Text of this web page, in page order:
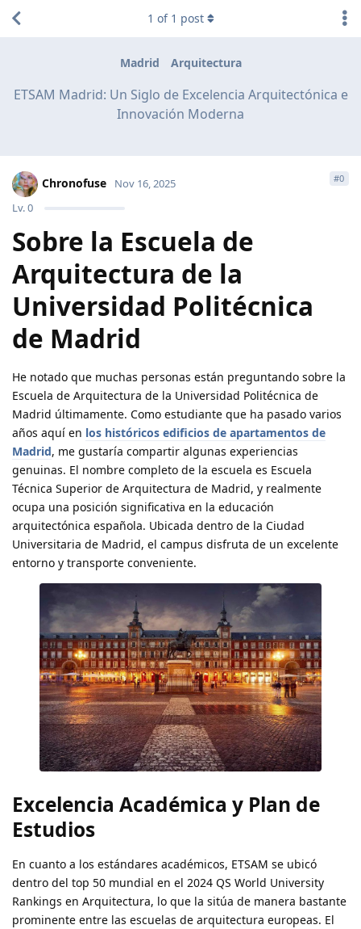
Madrid Arquitectura
ETSAM Madrid: Un Siglo de Excelencia Arquitectónica e
Innovación Moderna
1 of 1 post
Chronofuse
Lv.0
Nov 16, 2025 #0
Sobre la Escuela de
Arquitectura de la
Universidad Politécnica
de Madrid
He notado que muchas personas están preguntando sobre la
Escuela de Arquitectura de la Universidad Politécnica de
Madrid últimamente. Como estudiante que ha pasado varios
años aquí en los históricos edificios de apartamentos de
Madrid, me gustaría compartir algunas experiencias
genuinas. El nombre completo de la escuela es Escuela
Técnica Superior de Arquitectura de Madrid, y realmente
ocupa una posición significativa en la educación
arquitectónica española. Ubicada dentro de la Ciudad
Universitaria de Madrid, el campus disfruta de un excelente
entorno y transporte conveniente.
Excelencia Académica y Plan de
Estudios
En cuanto a los estándares académicos, ETSAM se ubicó
dentro del top 50 mundial en el 2024 QS World University
Rankings en Arquitectura, lo que la sitúa de manera bastante
prominente entre las escuelas de arquitectura europeas. El